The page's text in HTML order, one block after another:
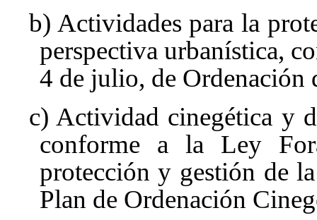
b) Actividades para la
perspectiva urbanística,
4 de julio, de
c) Actividad cinegética y
conforme a la Ley
protección y gestión de
Plan de Ordenación